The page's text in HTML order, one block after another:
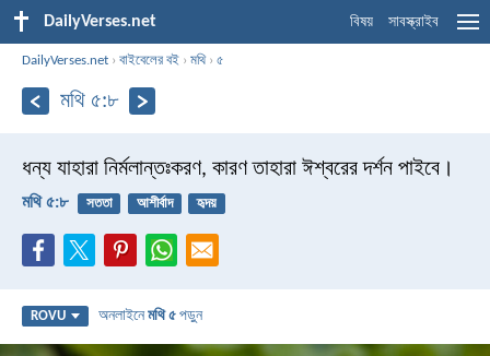
DailyVerses.net বিষয় সাবস্ক্রাইব
DailyVerses.net ›বাইবেলের বই ›মথি›৫
মথি ৫:৮
ধন্য যাহারা নির্মলান্তঃকরণ, কারণ তাহারা ঈশ্বরের দর্শন পাইবে।
মথি ৫:৮ সততা আশীর্বাদ হৃদয়
ROVU অনলাইনেমথি ৫ পড়ুন